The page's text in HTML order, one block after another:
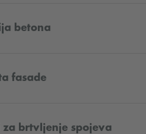
betona
fasade
za brtvljenje spojeva